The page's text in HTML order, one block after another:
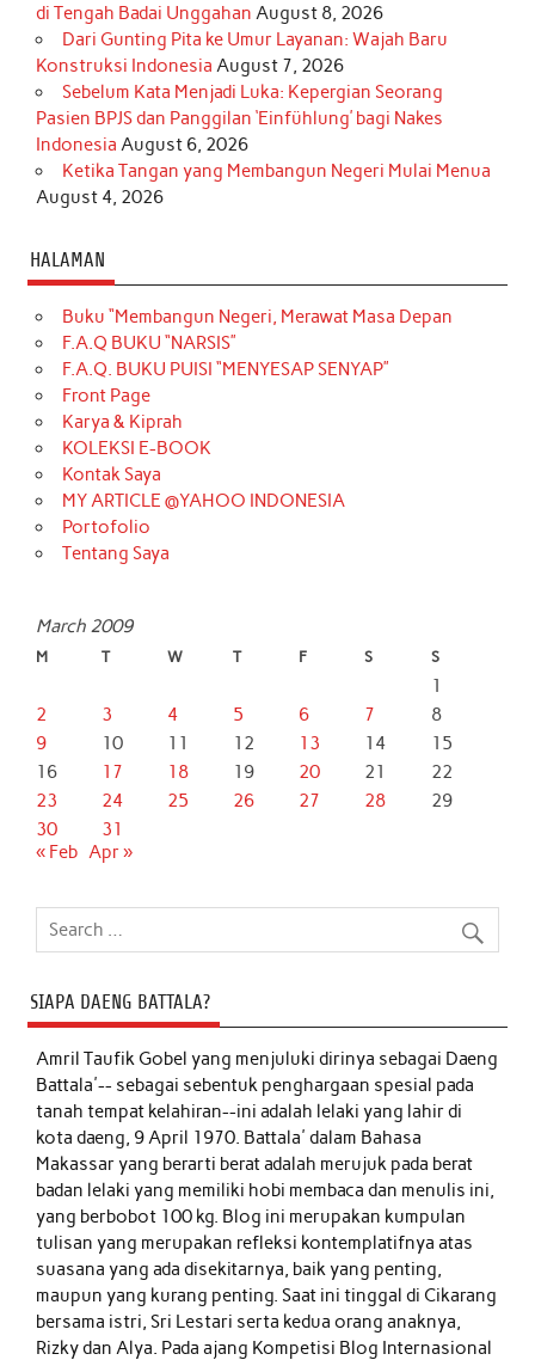
di Tengah Badai Unggahan August 8, 2026
Dari Gunting Pita ke Umur Layanan: Wajah Baru
Konstruksi Indonesia August 7, 2026
Sebelum Kata Menjadi Luka: Kepergian Seorang
Pasien BPJS dan Panggilan ‘Einfühlung’ bagi Nakes
Indonesia August 6, 2026
Ketika Tangan yang Membangun Negeri Mulai Menua
August 4, 2026
HALAMAN
Buku “Membangun Negeri, Merawat Masa Depan
F.A.Q BUKU “NARSIS”
F.A.Q. BUKU PUISI “MENYESAP SENYAP”
Front Page
Karya & Kiprah
KOLEKSI E-BOOK
Kontak Saya
MY ARTICLE @YAHOO INDONESIA
Portofolio
Tentang Saya
March 2009
M T W T F S S
1
2
3 4 5 6 7
8
9
10 11 12 13 14
15
16
17 18 19 20 21
22
23
24 25 26 27 28
29
30
31
« Feb Apr »
SIAPA DAENG BATTALA?
Amril Taufik Gobelyang menjuluki dirinya sebagai Daeng
Battala'-- sebagai sebentuk penghargaan spesial pada
tanah tempat kelahiran--ini adalah lelaki yang lahir di
kota daeng, 9 April 1970. Battala' dalam Bahasa
Makassar yang berarti berat adalah merujuk pada berat
badan lelaki yang memiliki hobi membaca dan menulis ini,
yang berbobot 100 kg. Blog ini merupakan kumpulan
tulisan yang merupakan refleksi kontemplatifnya atas
suasana yang ada disekitarnya, baik yang penting,
maupun yang kurang penting. Saat ini tinggal di Cikarang
bersama istri, Sri Lestari serta kedua orang anaknya,
Rizky dan Alya. Pada ajang Kompetisi Blog Internasional